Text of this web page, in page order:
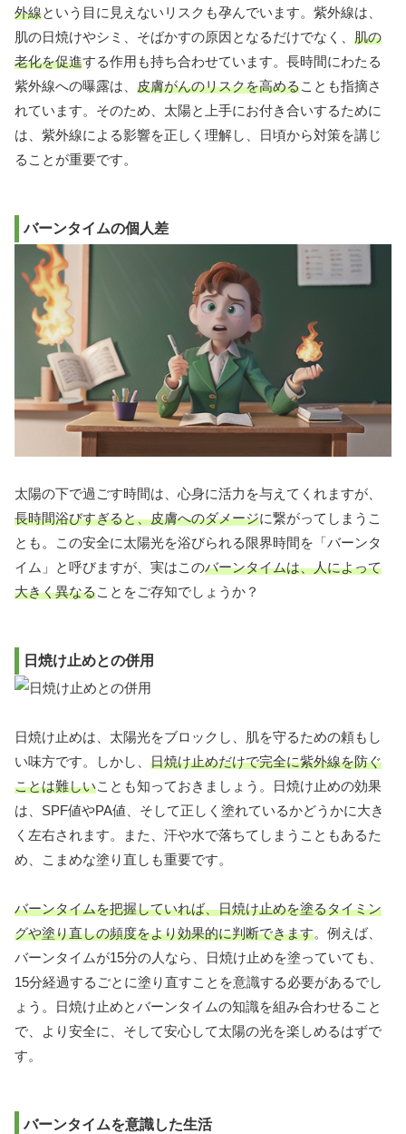
外線という目に見えないリスクも孕んでいます。紫外線は、
肌の日焼けやシミ、そばかすの原因となるだけでなく、 肌の
老化を促進する作用も持ち合わせています。長時間にわたる
紫外線への曝露は、 皮膚がんのリスクを高めることも指摘さ
れています。そのため、太陽と上手にお付き合いするために
は、紫外線による影響を正しく理解し、日頃から対策を講じ
ることが重要です。
バーンタイムの個人差
太陽の下で過ごす時間は、心身に活力を与えてくれますが、
長時間浴びすぎると、皮膚へのダメージに繋がってしまうこ
とも。この安全に太陽光を浴びられる限界時間を「バーンタ
イム」と呼びますが、実はこのバーンタイムは、人によって
大きく異なることをご存知でしょうか？
日焼け止めとの併用
日焼け止めは、太陽光をブロックし、肌を守るための頼もし
い味方です。しかし、 日焼け止めだけで完全に紫外線を防ぐ
ことは難しいことも知っておきましょう。日焼け止めの効果
は、SPF値やPA値、そして正しく塗れているかどうかに大き
く左右されます。また、汗や水で落ちてしまうこともあるた
め、こまめな塗り直しも重要です。
バーンタイムを把握していれば、日焼け止めを塗るタイミン
グや塗り直しの頻度をより効果的に判断できます。例えば、
バーンタイムが15分の人なら、日焼け止めを塗っていても、
15分経過するごとに塗り直すことを意識する必要があるでし
ょう。日焼け止めとバーンタイムの知識を組み合わせること
で、より安全に、そして安心して太陽の光を楽しめるはずで
す。
バーンタイムを意識した生活